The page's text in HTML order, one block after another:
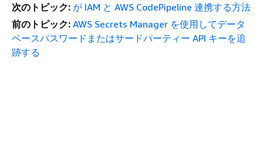
次のトピック: が IAM と AWS CodePipeline 連携する方法
前のトピック: AWS Secrets Manager を使用してデータ
ベースパスワードまたはサードパーティー API キーを追
跡する